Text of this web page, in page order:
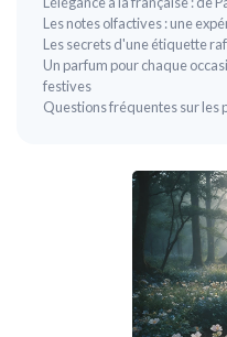
Les notes olfactives : une
Les secrets d'une étiquette
Un parfum pour chaque
festives
Questions fréquentes sur les